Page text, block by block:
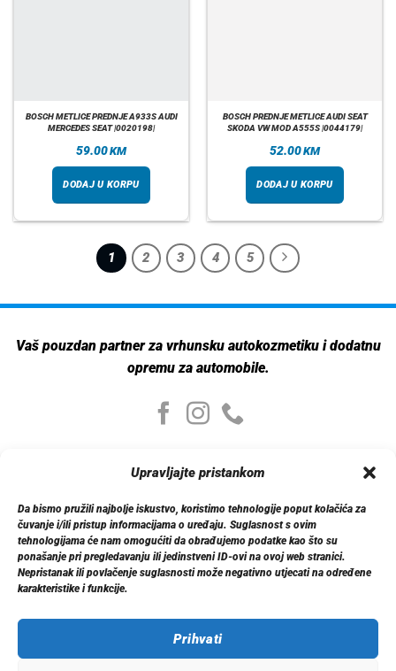
Upravljajte pristankom
Da bismo pružili najbolje iskustvo, koristimo tehnologije poput kolačića za
čuvanje i/ili pristup informacijama o uređaju. Suglasnost s ovim
tehnologijama će nam omogućiti da obrađujemo podatke kao što su
ponašanje pri pregledavanju ili jedinstveni ID-ovi na ovoj web stranici.
Nepristanak ili povlačenje suglasnosti može negativno utjecati na određene
karakteristike i funkcije.
Prihvati
BOSCH METLICE PREDNJE A933S AUDI
MERCEDES SEAT |0020198|
59.00KM
DODAJ U KORPU
BOSCH PREDNJE METLICE AUDI SEAT
SKODA VW MOD A555S |0044179|
52.00KM
DODAJ U KORPU
1 2 3 4 5
Vaš pouzdan partner za vrhunsku autokozmetiku i dodatnu
opremu za automobile.
Moj nalog
Moj nalog
Moje narudžbe
Detalji računa
Log out
Informacije
Politika privatnosti